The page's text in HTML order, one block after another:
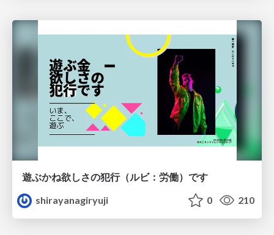
遊ぶかね欲しさの犯行（ルビ：労働）です
shirayanagiryuji
0 210